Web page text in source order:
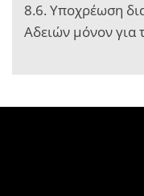
8.6. Υποχρέωση
Αδειών μόνον για